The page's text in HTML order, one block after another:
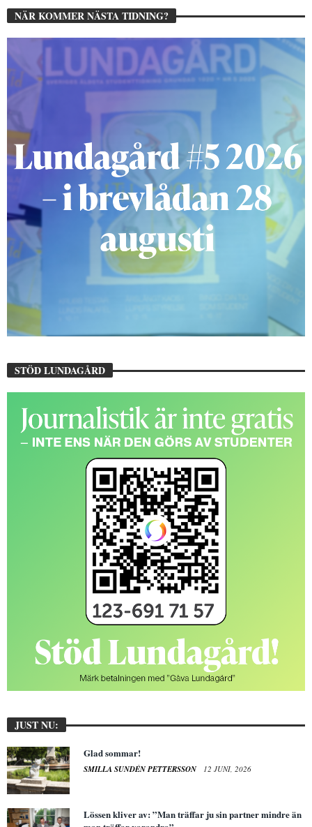
NÄR KOMMER NÄSTA TIDNING?
STÖD LUNDAGÅRD
JUST NU:
Glad sommar!
SMILLA SUNDÉN PETTERSSON 12 JUNI, 2026
Lössen kliver av: ”Man träffar ju sin partner mindre än